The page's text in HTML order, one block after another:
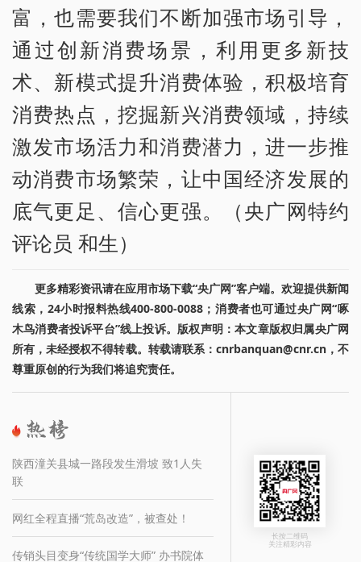
富，也需要我们不断加强市场引导，
通过创新消费场景，利用更多新技
术、新模式提升消费体验，积极培育
消费热点，挖掘新兴消费领域，持续
激发市场活力和消费潜力，进一步推
动消费市场繁荣，让中国经济发展的
底气更足、信心更强。（央广网特约
评论员 和生）
更多精彩资讯请在应用市场下载“央广网”客户端。欢迎提供新闻
线索，24小时报料热线400-800-0088；消费者也可通过央广网“啄
木鸟消费者投诉平台”线上投诉。版权声明：本文章版权归属央广网
所有，未经授权不得转载。转载请联系：cnrbanquan@cnr.cn，不
尊重原创的行为我们将追究责任。
陕西潼关县城一路段发生滑坡 致1人失
联
网红全程直播“荒岛改造”，被查处！
传销头目变身“传统国学大师” 办书院体
长按二维码
关注精彩内容